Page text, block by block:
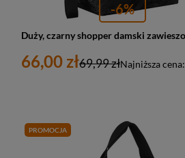
-6%
66,00 zł Najniższa cena:
69,99 zł
PROMOCJA